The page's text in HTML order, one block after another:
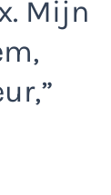
Mijn